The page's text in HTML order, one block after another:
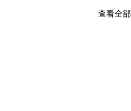
查看全部